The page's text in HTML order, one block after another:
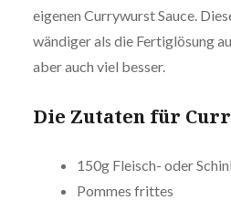
eigenen Cur­ry­wurst Sauce.
wän­di­ger als die Fer­tig­lö­sung
aber auch viel besser.
Die Zutaten für
150g Fleisch- oder
Pommes frittes